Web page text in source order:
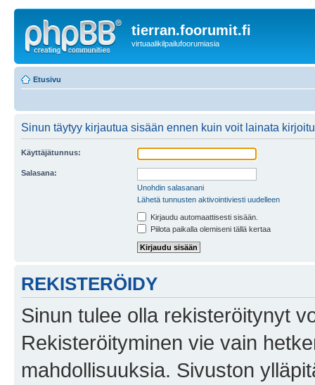
tierran.foorumit.fi
virtuaalikilpailufoorumiasia
Etusivu
Sinun täytyy kirjautua sisään ennen kuin voit lainata
Käyttäjätunnus:
Salasana:
Unohdin salasanani
Lähetä tunnusten aktivointiviesti uudelleen
Kirjaudu automaattisesti sisään.
Piilota paikalla olemiseni tällä kertaa
REKISTERÖIDY
Sinun tulee olla rekisteröitynyt
Rekisteröityminen vie vain
mahdollisuuksia. Sivuston